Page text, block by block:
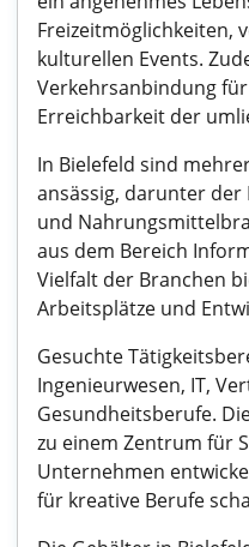
Freizeitmöglichkeiten,
kulturellen Events.
Verkehrsanbindung
Erreichbarkeit der
In Bielefeld sind
ansässig, darunter der
und
aus dem Bereich
Vielfalt der Branchen
Arbeitsplätze und
Gesuchte
Ingenieurwesen, IT,
Gesundheitsberufe.
zu einem Zentrum für
Unternehmen
für kreative Berufe